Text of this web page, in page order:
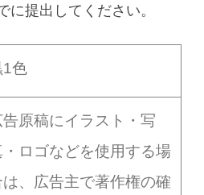
に提出してください。
1色
告原稿にイラスト・写
・ロゴなどを使用する場
は、広告主で著作権の確